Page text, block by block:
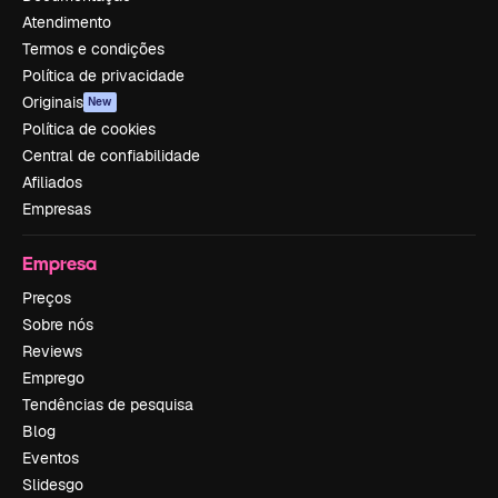
Atendimento
Termos e condições
Política de privacidade
Originais New
Política de cookies
Central de confiabilidade
Afiliados
Empresas
Empresa
Preços
Sobre nós
Reviews
Emprego
Tendências de pesquisa
Blog
Eventos
Slidesgo